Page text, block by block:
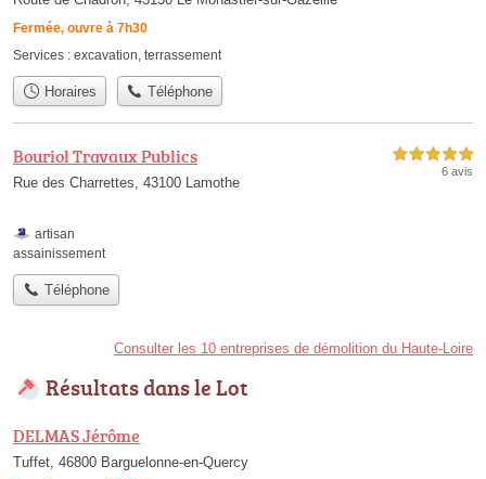
Fermée, ouvre à 7h30
Services : excavation terrassement
Horaires Téléphone
Bouriol Travaux Publics
Rue des Charrettes, 43100 Lamothe
5,0 étoiles sur 5
6 avis
artisan
assainissement
Téléphone
Consulter les 10 entreprises de démolition du Haute-Loire
Résultats dans le Lot
DELMAS Jérôme
Tuffet, 46800 Barguelonne-en-Quercy